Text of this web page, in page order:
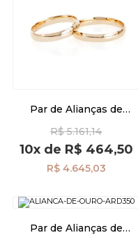
Par de Alianças de
Anatômica 3,0mm al40024
R$ 5.161,14
10xde R$ 464,50
R$ 4.645,03
Par de Alianças de